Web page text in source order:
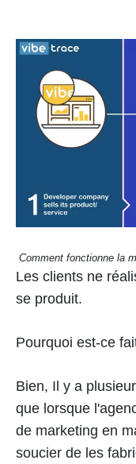
Comment fonctionne la
Les clients ne
se produit.
Pourquoi est-ce
Bien, Il y a
que lorsque
de marketing en
soucier de les